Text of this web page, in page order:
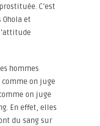
C’est
et
hommes
on juge
on juge
En effet, elles
du sang sur